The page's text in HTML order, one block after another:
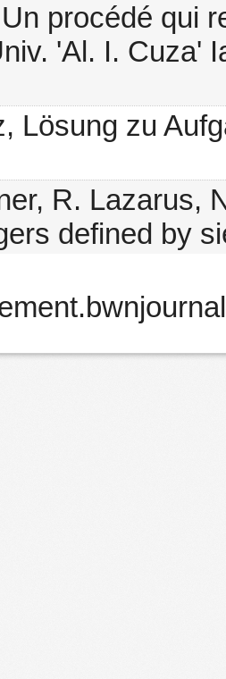
procédé qui
'Al. I. Cuza'
Lösung zu
R. Lazarus,
defined by